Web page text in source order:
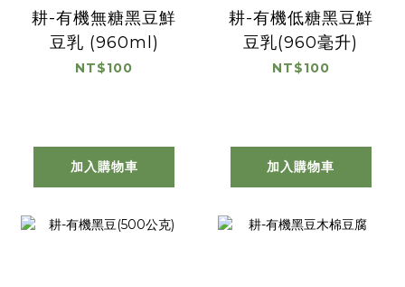
耕-有機無糖黑豆鮮
豆乳 (960ml)
NT$100
加入購物車
耕-有機低糖黑豆鮮
豆乳(960毫升)
NT$100
加入購物車